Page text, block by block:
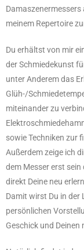
meinem Repertoire
Du erhältst von mir
der Schmiedekunst
unter Anderem das
Glüh-/
miteinander zu
sowie Techniken zur
Außerdem zeige ich
dem Messer erst
direkt Deine neu
Damit wirst Du in der
persönlichen
Geschick und